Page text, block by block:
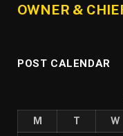
OWNER &
POST CALENDAR
M T W